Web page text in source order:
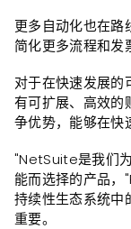
更多自动化也在路
简化更多流程和发
对于在快速发展的
有可扩展、高效
争优势，能够在快
"NetSuite是我们
能而选择的产品
持续性生态系统中
重要。